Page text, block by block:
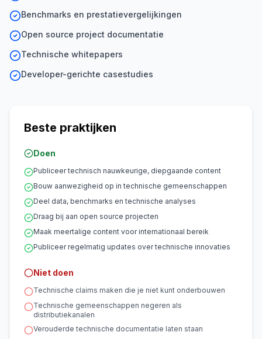
Benchmarks en prestatievergelijkingen
Open source project documentatie
Technische whitepapers
Developer-gerichte casestudies
Beste praktijken
Doen
Publiceer technisch nauwkeurige, diepgaande content
Bouw aanwezigheid op in technische gemeenschappen
Deel data, benchmarks en technische analyses
Draag bij aan open source projecten
Maak meertalige content voor internationaal bereik
Publiceer regelmatig updates over technische innovaties
Niet doen
Technische claims maken die je niet kunt onderbouwen
Technische gemeenschappen negeren als
distributiekanalen
Verouderde technische documentatie laten staan